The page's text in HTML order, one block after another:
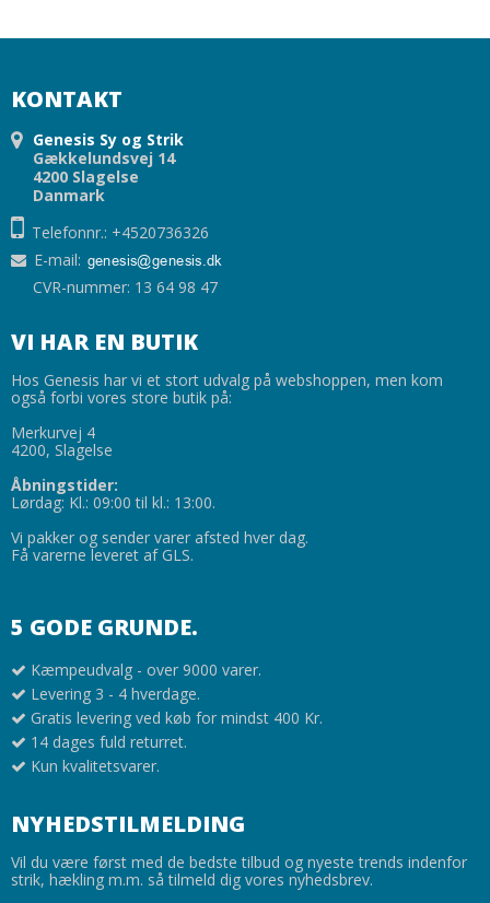
KONTAKT
Genesis Sy og Strik
Gækkelundsvej 14
4200 Slagelse
Danmark
Telefonnr.: +4520736326
E-mail:
CVR-nummer: 13 64 98 47
VI HAR EN BUTIK
Hos Genesis har vi et stort udvalg på webshoppen, men kom
også forbi vores store butik på:
Merkurvej 4
4200, Slagelse
Åbningstider:
Lørdag: Kl.: 09:00 til kl.: 13:00.
Vi pakker og sender varer afsted hver dag.
Få varerne leveret af GLS.
5 GODE GRUNDE.
Kæmpeudvalg - over 9000 varer.
Levering 3 - 4 hverdage.
Gratis levering ved køb for mindst 400 Kr.
14 dages fuld returret.
Kun kvalitetsvarer.
NYHEDSTILMELDING
Vil du være først med de bedste tilbud og nyeste trends indenfor
strik, hækling m.m. så tilmeld dig vores nyhedsbrev.